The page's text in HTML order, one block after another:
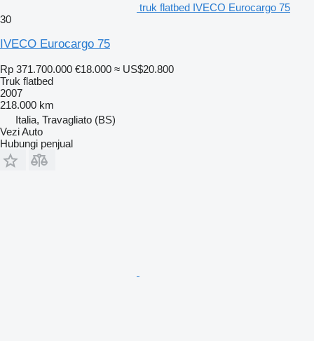
truk flatbed IVECO Eurocargo 75
30
IVECO Eurocargo 75
Rp 371.700.000 €18.000 ≈ US$20.800
Truk flatbed
2007
218.000 km
Italia, Travagliato (BS)
Vezi Auto
Hubungi penjual